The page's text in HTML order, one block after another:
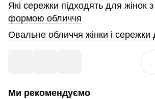
Які сережки підходять для жінок
формою обличчя
Овальне обличчя жінки і сережки
Ми рекомендуємо